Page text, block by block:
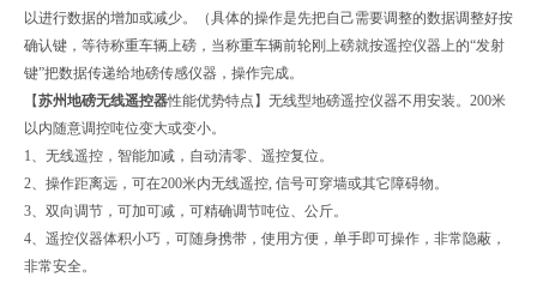
以进行数据的增加或减少。（具体的操作是先把自己需要调整的数据调整好按
确认键，等待称重车辆上磅，当称重车辆前轮刚上磅就按遥控仪器上的“发射
键”把数据传递给地磅传感仪器，操作完成。
【苏州地磅无线遥控器性能优势特点】无线型地磅遥控仪器不用安装。200米
以内随意调控吨位变大或变小。
1、无线遥控，智能加减，自动清零、遥控复位。
2、操作距离远，可在200米内无线遥控, 信号可穿墙或其它障碍物。
3、双向调节，可加可减，可精确调节吨位、公斤。
4、遥控仪器体积小巧，可随身携带，使用方便，单手即可操作，非常隐蔽，
非常安全。